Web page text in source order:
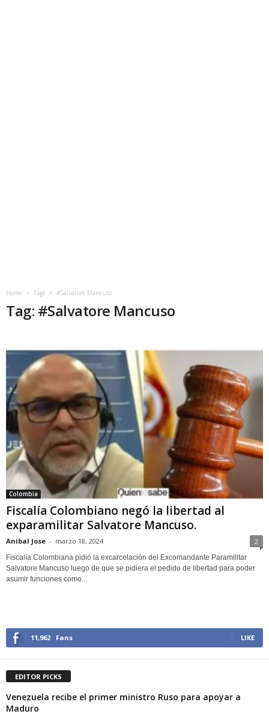
Home Tags #Salvatore Mancuso
Tag: #Salvatore Mancuso
Colombia
Fiscalía Colombiano negó la libertad al
exparamilitar Salvatore Mancuso.
Anibal Jose - marzo 18, 2024 2
Fiscalía Colombiana pidió la excarcelación del Excomandante Paramilitar
Salvatore Mancuso luego de que se pidiera el pedido de libertad para poder
asumir funciones como...
11,962 Fans LIKE
EDITOR PICKS
Venezuela recibe el primer ministro Ruso para apoyar a
Maduro